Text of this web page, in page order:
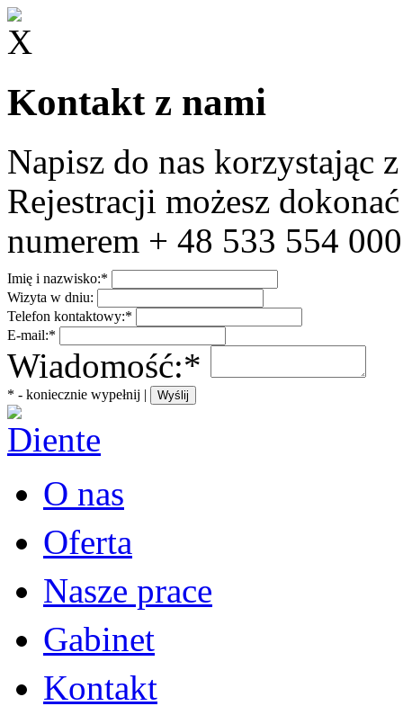
Kontakt z nami
Napisz do nas korzystając
Rejestracji możesz
numerem + 48 533 554 000
Imię i nazwisko:*
Wizyta w dniu:
Telefon kontaktowy:*
E-mail:*
Wiadomość:*
* - koniecznie wypełnij |
O nas
Oferta
Nasze prace
Gabinet
Kontakt